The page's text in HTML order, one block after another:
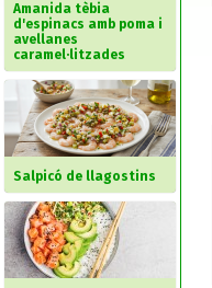
Amanida tèbia
d'espinacs amb poma i
avellanes
caramel·litzades
Salpicó de llagostins